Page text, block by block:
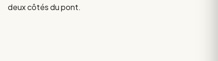
deux côtés du pont.